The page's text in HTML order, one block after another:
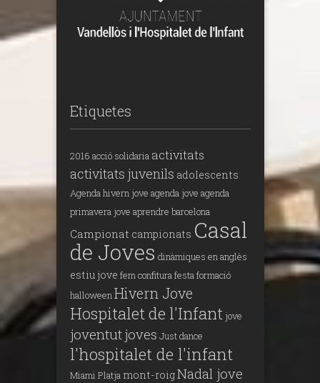
Etiquetes
2016 acció solidaria activitats
activitats juvenils adolescents
Agenda hivern jove agenda jove agenda
primavera jove aprendre barcelona
Campionat campionats Casal
de Joves dinàmiques en anglès
estiu jove fem confitura festa formació
halloween Hivern Jove
Hospitalet de l'Infant jove
joventutjoves Just dance
l'hospitalet de l'infant
Miami Platja mont-roigNadal jove